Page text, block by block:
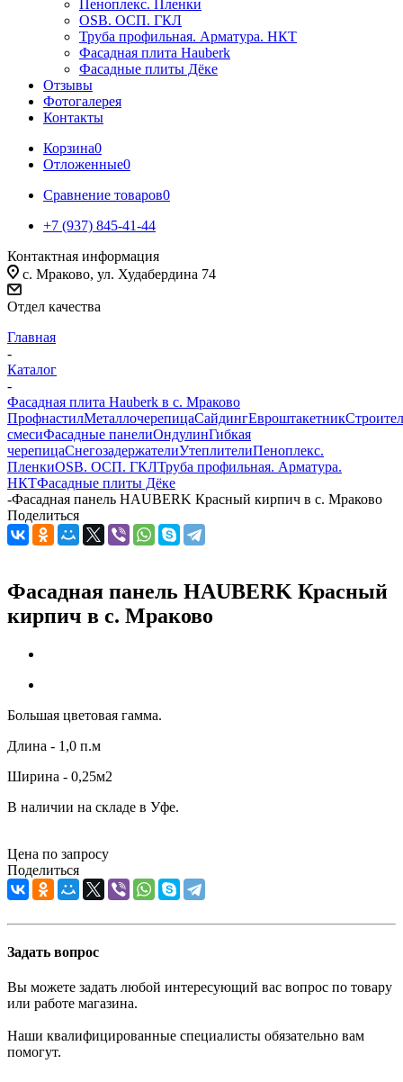
Пеноплекс. Пленки
OSB. ОСП. ГКЛ
Труба профильная. Арматура. НКТ
Фасадная плита Hauberk
Фасадные плиты Дёке
Отзывы
Фотогалерея
Контакты
Корзина0
Отложенные0
Сравнение товаров0
+7 (937) 845-41-44
Контактная информация
с. Мраково, ул. Худабердина 74
Отдел качества
Главная
-
Каталог
-
Фасадная плита Hauberk в c. Мраково
ПрофнастилМеталлочерепицаСайдингЕвроштакетник
смесиФасадные панелиОндулинГибкая
черепицаСнегозадержателиУтеплителиПеноплекс.
ПленкиOSB. ОСП. ГКЛТруба профильная. Арматура.
НКТФасадные плиты Дёке
-Фасадная панель HAUBERK Красный кирпич в c. Мраково
Поделиться
Фасадная панель HAUBERK Красный
кирпич в c. Мраково
Большая цветовая гамма.
Длина - 1,0 п.м
Ширина - 0,25м2
В наличии на складе в Уфе.
Цена по запросу
Поделиться
Задать вопрос
Вы можете задать любой интересующий вас вопрос по товару
или работе магазина.
Наши квалифицированные специалисты обязательно вам
помогут.